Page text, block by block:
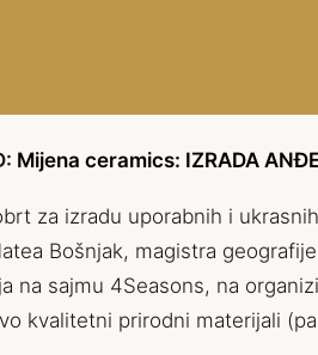
Mijena ceramics: IZRADA
za izradu uporabnih i
Bošnjak, magistra
na sajmu 4Seasons, na
kvalitetni prirodni materijali